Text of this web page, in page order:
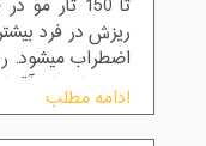
تا 150
ریزش در فرد
اضطراب میشود.
بین خانمها و
میباشد .
ادامه مطلب